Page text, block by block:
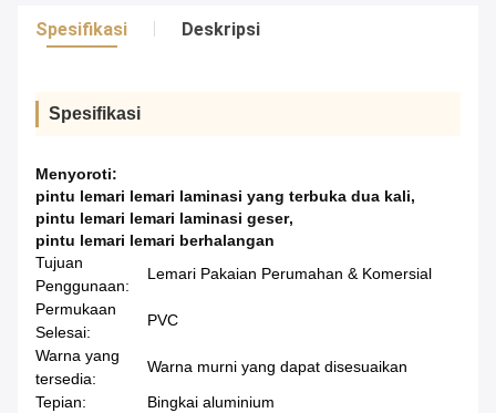
Spesifikasi Deskripsi
Spesifikasi
Menyoroti:
pintu lemari lemari laminasi yang terbuka dua kali,
pintu lemari lemari laminasi geser,
pintu lemari lemari berhalangan
Tujuan
Penggunaan:
Lemari Pakaian Perumahan & Komersial
Permukaan
Selesai:
PVC
Warna yang
tersedia:
Warna murni yang dapat disesuaikan
Tepian:
Bingkai aluminium